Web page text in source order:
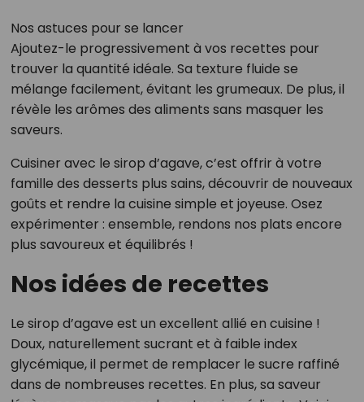
Nos astuces pour se lancer
Ajoutez-le progressivement à vos recettes pour
trouver la quantité idéale. Sa texture fluide se
mélange facilement, évitant les grumeaux. De plus, il
révèle les arômes des aliments sans masquer les
saveurs.
Cuisiner avec le sirop d’agave, c’est offrir à votre
famille des desserts plus sains, découvrir de nouveaux
goûts et rendre la cuisine simple et joyeuse. Osez
expérimenter : ensemble, rendons nos plats encore
plus savoureux et équilibrés !
Nos idées de recettes
Le sirop d’agave est un excellent allié en cuisine !
Doux, naturellement sucrant et à faible index
glycémique, il permet de remplacer le sucre raffiné
dans de nombreuses recettes. En plus, sa saveur